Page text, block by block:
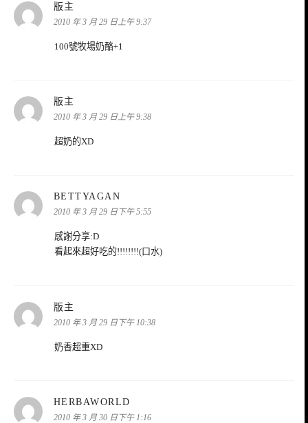
版主
示:
2010 年 3 月 29 日上午 9:37
100號牧場奶酪+1
版主
示:
2010 年 3 月 29 日上午 9:38
超奶的XD
BETTYAGAN
示:
2010 年 3 月 29 日下午 5:55
感謝分享:D
看起來超好吃的!!!!!!!!(口水)
版主
示:
2010 年 3 月 29 日下午 10:38
奶香超重XD
HERBAWORLD
示:
2010 年 3 月 30 日下午 1:16